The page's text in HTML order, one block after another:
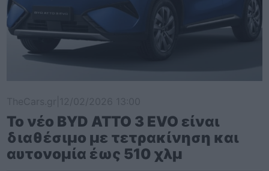
Το νέο BYD ATTO 3 EVO είναι
διαθέσιμο με τετρακίνηση και
αυτονομία έως 510 χλμ